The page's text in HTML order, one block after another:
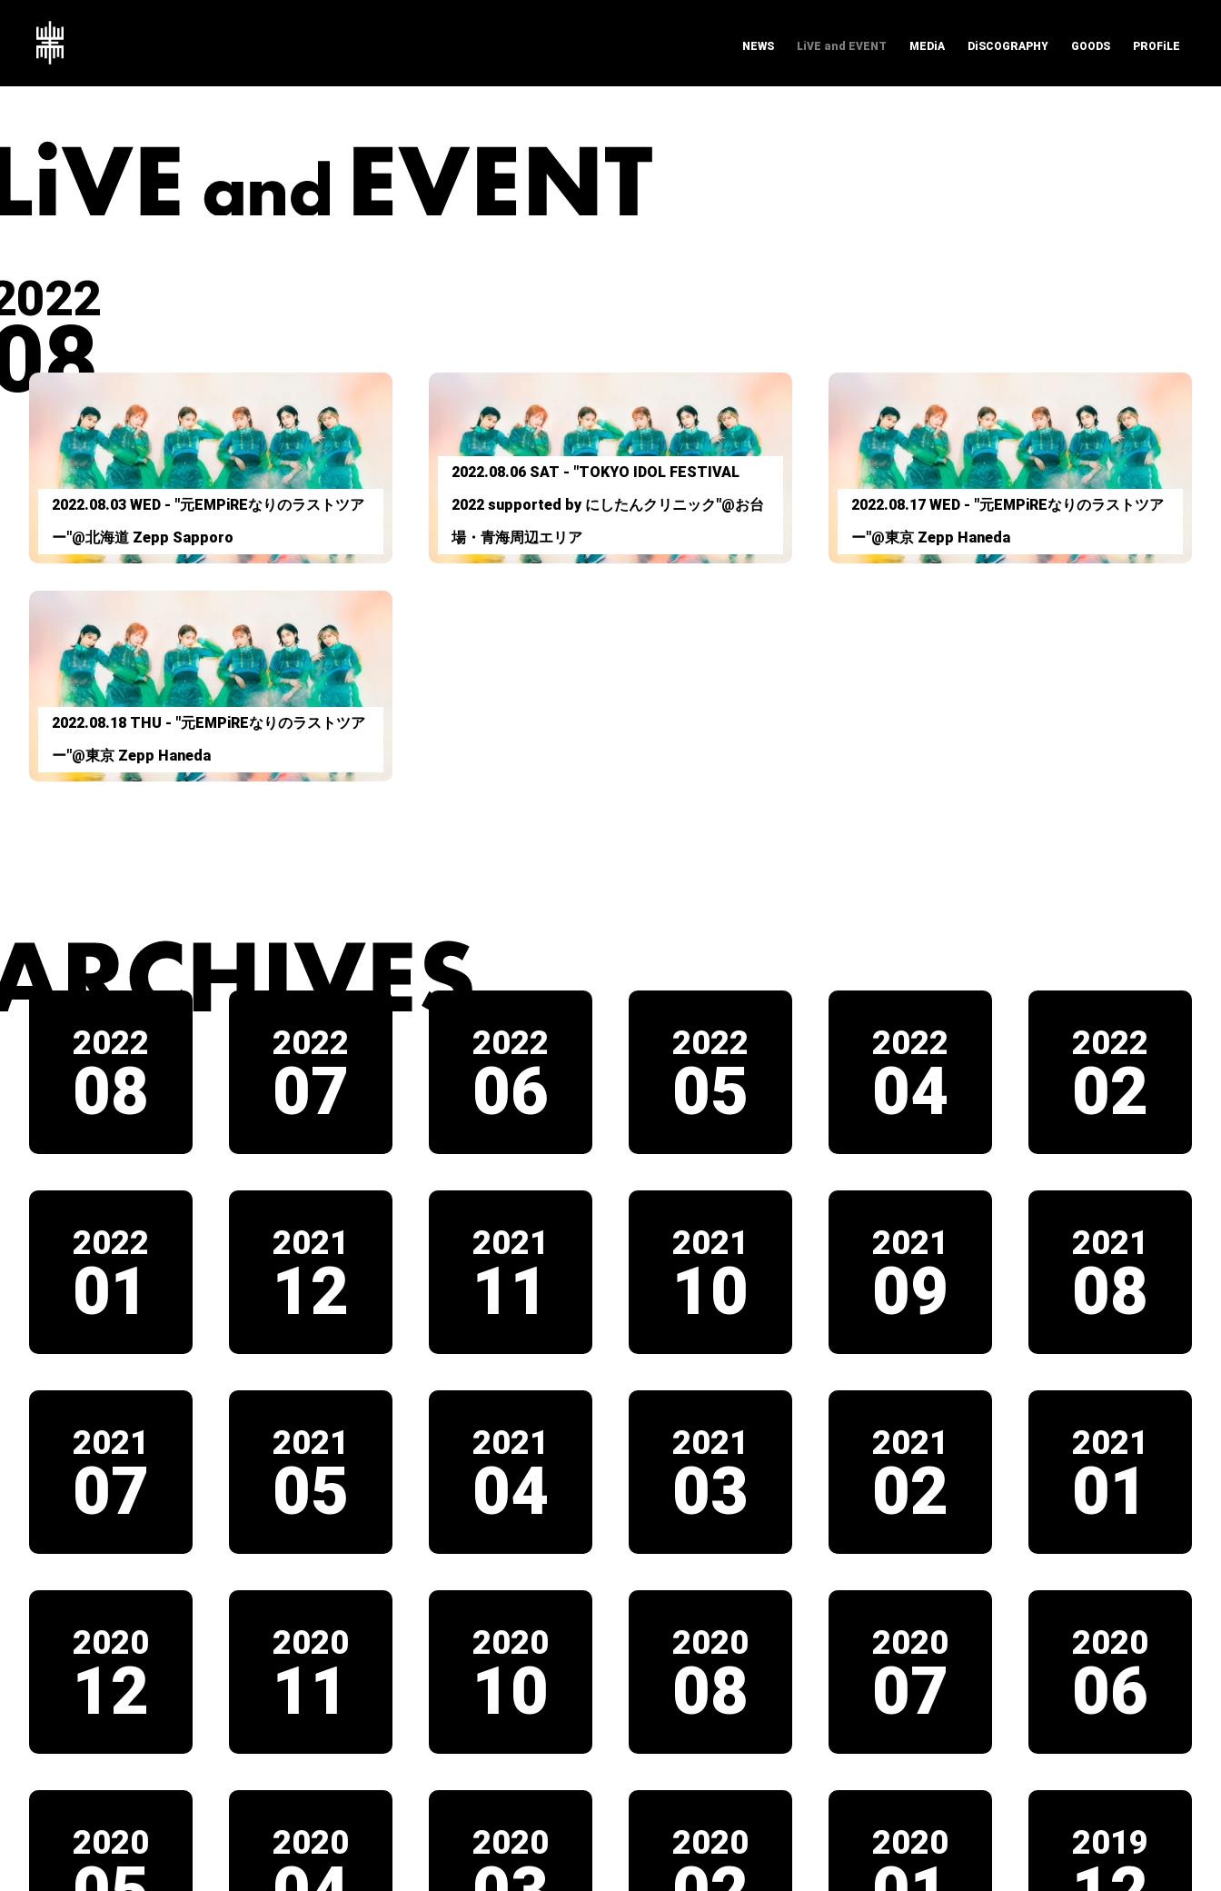
NEWS LiVE and EVENT MEDiA DiSCOGRAPHY GOODS PROFiLE
2022.08.03 WED - "元EMPiREなりのラストツア
ー"@北海道 Zepp Sapporo
2022.08.06 SAT - "TOKYO IDOL FESTIVAL
2022 supported by にしたんクリニック"@お台
場・青海周辺エリア
2022.08.17 WED - "元EMPiREなりのラストツア
ー"@東京 Zepp Haneda
2022.08.18 THU - "元EMPiREなりのラストツア
ー"@東京 Zepp Haneda
2022
08
2022
07
2022
06
2022
05
2022
04
2022
02
2022
01
2021
12
2021
11
2021
10
2021
09
2021
08
2021
07
2021
05
2021
04
2021
03
2021
02
2021
01
2020
12
2020
11
2020
10
2020
08
2020
07
2020
06
2020 2020 2020 2020 2020 2019